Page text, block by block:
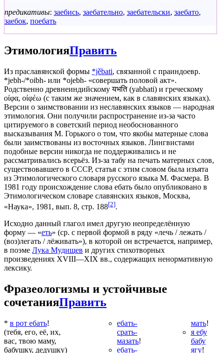
предикативы: заебись, заебательно, заебательски, заебато,
заебок, поебать
ЭтимологияПравить
Из праславянской формы *jěbati, связанной с праиндоевр.
*jebh-/*oibh- или *ojebh- «совершать половой акт».
Родственно древнеиндийскому यभति (yabhati) и греческому
οίφα, οίφέω (с таким же значением, как в славянских языках).
Версии о заимствовании из неславянских языков — народная
этимология. Они получили распространение из-за часто
цитируемого в советский период необоснованного
высказывания М. Горького о том, что якобы матерные слова
были заимствованы из восточных языков. Лингвистами
подобные версии никогда не поддерживались и не
рассматривались всерьёз. Из-за табу на печать матерных слов,
существовавшего в СССР, статья с этим словом была изъята
из Этимологического словаря русского языка М. Фасмера. В
1981 году происхождение слова ебать было опубликовано в
Этимологическом словаре славянских языков, Москва,
«Наука», 1981, вып. 8, стр. 188[2].
Исходно данный глагол имел другую неопределённую
форму — «еть» (ср. с первой формой в ряду «лечь / лежать /
(воз)легать / лёживать»), в которой он встречается, например,
в поэме Лука Мудищев и других стихотворных
произведениях XVIII—XIX вв., содержащих ненормативную
лексику.
Фразеологизмы и устойчивые
сочетанияПравить
* в рот ебать!
(тебя, его, её, их,
вас, твою маму,
бабушку, дедушку)
ебать-
срать-
мазать!
ебать-
мать!
я ебу
бабу
ягу!